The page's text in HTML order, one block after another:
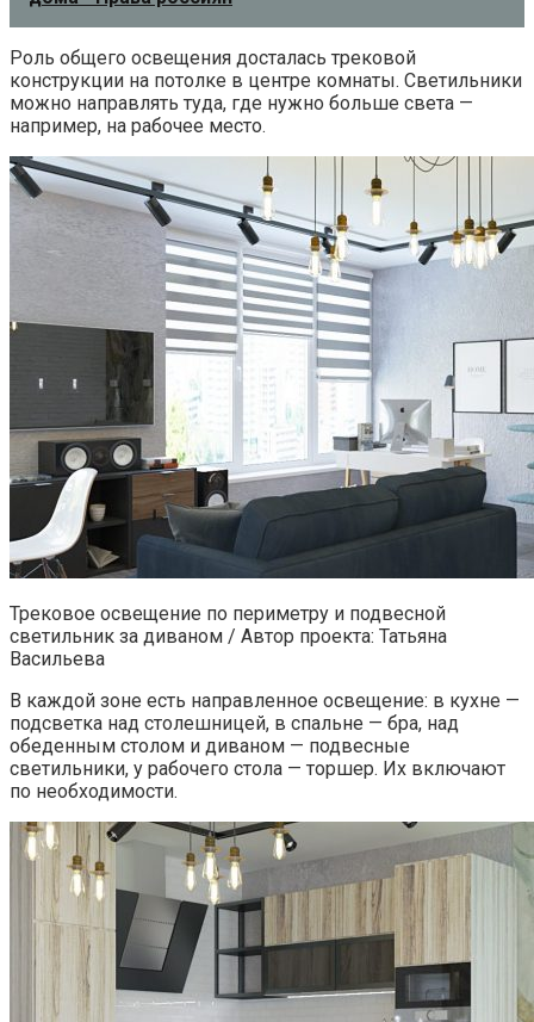
Роль общего освещения досталась трековой
конструкции на потолке в центре комнаты. Светильники
можно направлять туда, где нужно больше света —
например, на рабочее место.
Трековое освещение по периметру и подвесной
светильник за диваном / Автор проекта: Татьяна
Васильева
В каждой зоне есть направленное освещение: в кухне —
подсветка над столешницей, в спальне — бра, над
обеденным столом и диваном — подвесные
светильники, у рабочего стола — торшер. Их включают
по необходимости.